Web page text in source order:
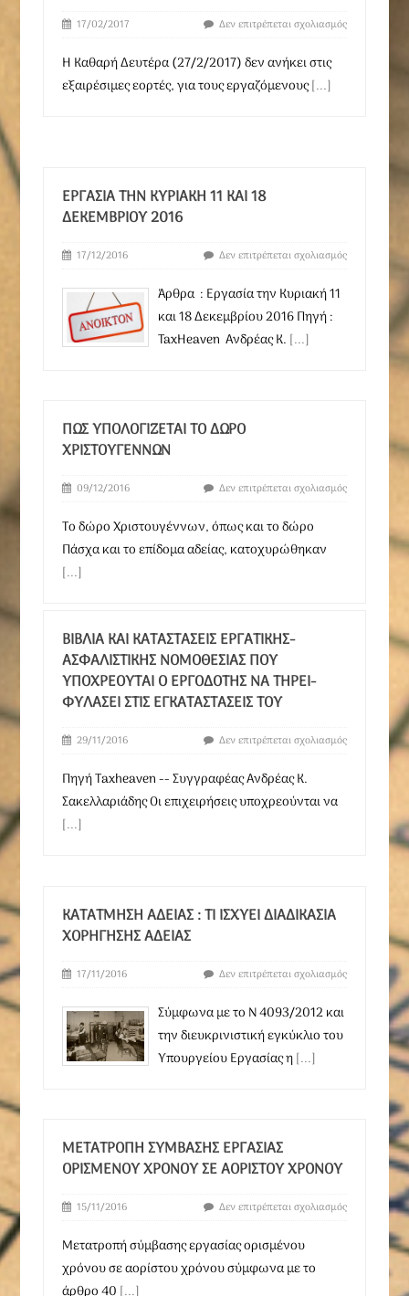
17/02/2017 Δεν επιτρέπεται σχολιασμός
Η Καθαρή Δευτέρα (27/2/2017) δεν ανήκει στις
εξαιρέσιμες εορτές, για τους εργαζόμενους[...]
ΕΡΓΑΣΊΑ ΤΗΝ ΚΥΡΙΑΚΉ 11 ΚΑΙ 18
ΔΕΚΕΜΒΡΊΟΥ 2016
17/12/2016 Δεν επιτρέπεται σχολιασμός
Άρθρα : Εργασία την Κυριακή 11
και 18 Δεκεμβρίου 2016 Πηγή :
TaxHeaven Ανδρέας Κ. [...]
ΠΩΣ ΥΠΟΛΟΓΊΖΕΤΑΙ ΤΟ ΔΏΡΟ
ΧΡΙΣΤΟΥΓΈΝΝΩΝ
09/12/2016 Δεν επιτρέπεται σχολιασμός
Το δώρο Χριστουγέννων, όπως και το δώρο
Πάσχα και το επίδομα αδείας, κατοχυρώθηκαν
[...]
ΒΙΒΛΊΑ ΚΑΙ ΚΑΤΑΣΤΆΣΕΙΣ ΕΡΓΑΤΙΚΉΣ-
ΑΣΦΑΛΙΣΤΙΚΉΣ ΝΟΜΟΘΕΣΊΑΣ ΠΟΥ
ΥΠΟΧΡΕΟΎΤΑΙ Ο ΕΡΓΟΔΌΤΗΣ ΝΑ ΤΗΡΕΊ-
ΦΥΛΆΣΕΙ ΣΤΙΣ ΕΓΚΑΤΑΣΤΆΣΕΙΣ ΤΟΥ
29/11/2016 Δεν επιτρέπεται σχολιασμός
Πηγή Τaxheaven -- Συγγραφέας Ανδρέας Κ.
Σακελλαριάδης Οι επιχειρήσεις υποχρεούνται να
[...]
ΚΑΤΆΤΜΗΣΗ ΑΔΕΊΑΣ : ΤΙ ΙΣΧΎΕΙ ΔΙΑΔΙΚΑΣΊΑ
ΧΟΡΉΓΗΣΗΣ ΑΔΕΊΑΣ
17/11/2016 Δεν επιτρέπεται σχολιασμός
Σύμφωνα με το Ν 4093/2012 και
την διευκρινιστική εγκύκλιο του
Υπουργείου Εργασίας η[...]
ΜΕΤΑΤΡΟΠΉ ΣΎΜΒΑΣΗΣ ΕΡΓΑΣΊΑΣ
ΟΡΙΣΜΈΝΟΥ ΧΡΌΝΟΥ ΣΕ ΑΟΡΊΣΤΟΥ ΧΡΌΝΟΥ
15/11/2016 Δεν επιτρέπεται σχολιασμός
Μετατροπή σύμβασης εργασίας ορισμένου
χρόνου σε αορίστου χρόνου σύμφωνα με το